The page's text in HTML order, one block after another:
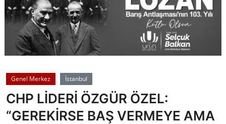
Ankara
TBMM
Cumhurbaşkanlığı
Bakanlıklar
Genel Merkez İstanbul
CHP LİDERİ ÖZGÜR ÖZEL:
“GEREKİRSE BAŞ VERMEYE AMA